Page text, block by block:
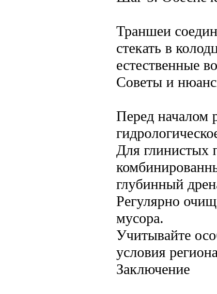
Траншеи
стекать в
естественные
Советы и
Перед началом
Для глинистых
глубинный
Регулярно
мусора.
Учитывайте
условия
Заключение